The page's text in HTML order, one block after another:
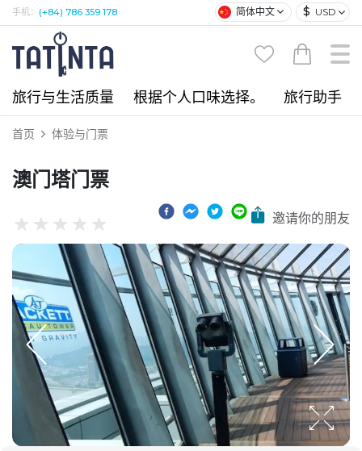
手机： (+84) 786 359 178 简体中文 $ USD
旅行与生活质量 根据个人口味选择。 旅行助手
首页 体验与门票
澳门塔门票
邀请你的朋友